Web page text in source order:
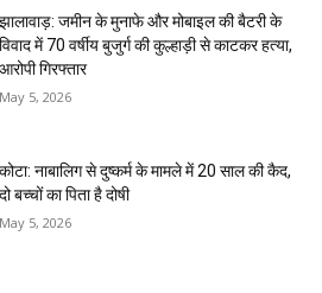
झालावाड़: जमीन के मुनाफे और मोबाइल की बैटरी के
विवाद में 70 वर्षीय बुजुर्ग की कुल्हाड़ी से काटकर हत्या,
आरोपी गिरफ्तार
May 5, 2026
कोटा: नाबालिग से दुष्कर्म के मामले में 20 साल की कैद,
दो बच्चों का पिता है दोषी
May 5, 2026